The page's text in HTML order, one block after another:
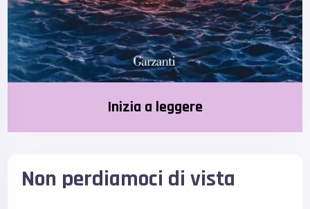
Inizia a leggere
Non perdiamoci di vista